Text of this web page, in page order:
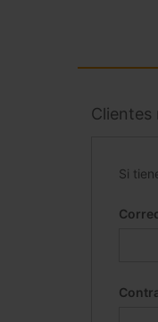
Clientes
Si